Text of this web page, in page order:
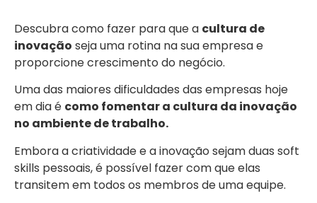
Descubra como fazer para que a cultura de
inovação seja uma rotina na sua empresa e
proporcione crescimento do negócio.
Uma das maiores dificuldades das empresas hoje
em dia é como fomentar a cultura da inovação
no ambiente de trabalho.
Embora a criatividade e a inovação sejam duas soft
skills pessoais, é possível fazer com que elas
transitem em todos os membros de uma equipe.